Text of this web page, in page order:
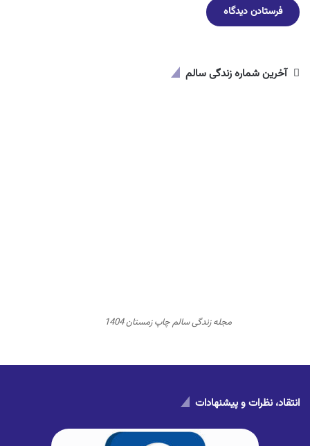
آخرین شماره زندگی سالم
مجله زندگی سالم چاپ زمستان 1404
انتقاد، نظرات و پیشنهادات